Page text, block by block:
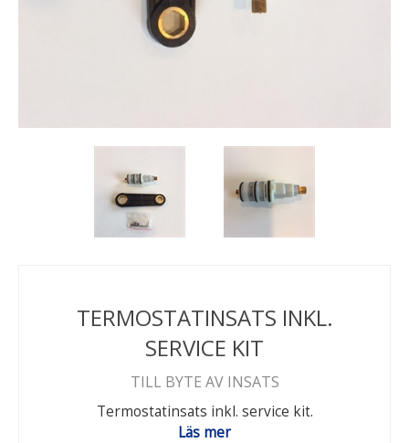
TERMOSTATINSATS INKL.
SERVICE KIT
TILL BYTE AV INSATS
Termostatinsats inkl. service kit.
Läs mer